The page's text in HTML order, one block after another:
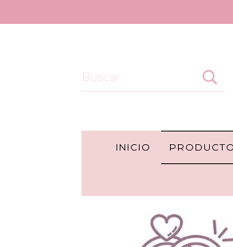
INICIO